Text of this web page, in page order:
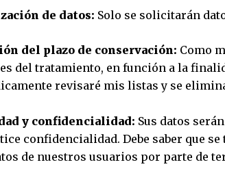
de datos: Solo se solicitarán
del plazo de conservación: Como
del tratamiento, en función a la
revisaré mis listas y se
y confidencialidad: Sus datos
confidencialidad. Debe saber que
de nuestros usuarios por parte de